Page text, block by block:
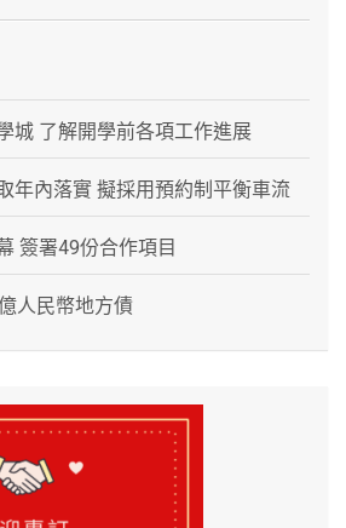
城 了解開學前各項工作進展
年內落實 擬採用預約制平衡車流
簽署49份合作項目
人民幣地方債